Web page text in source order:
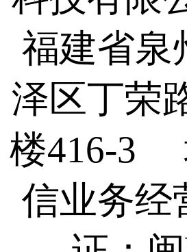
福建省泉
泽区丁荣
楼416-3
信业务经